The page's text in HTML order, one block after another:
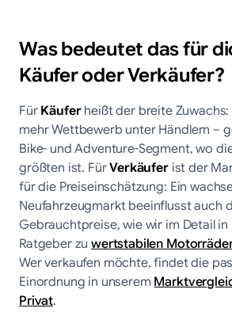
Was bedeutet das für
Käufer oder Verkäufer?
FürKäuferheißt der breite Zuwachs:
mehr Wettbewerb unter Händlern –
Bike- und Adventure-Segment, wo
größten ist. FürVerkäuferist der
für die Preiseinschätzung: Ein
Neufahrzeugmarkt beeinflusst auch
Gebrauchtpreise, wie wir im Detail in
Ratgeber zuwertstabilen
Wer verkaufen möchte, findet die
Einordnung in unserem
Privat.